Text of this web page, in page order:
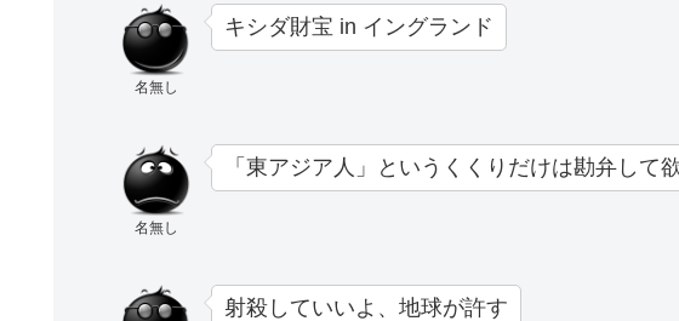
名無し
キシダ財宝 in イングランド
名無し
「東アジア人」というくくりだけは勘弁して
射殺していいよ、地球が許す